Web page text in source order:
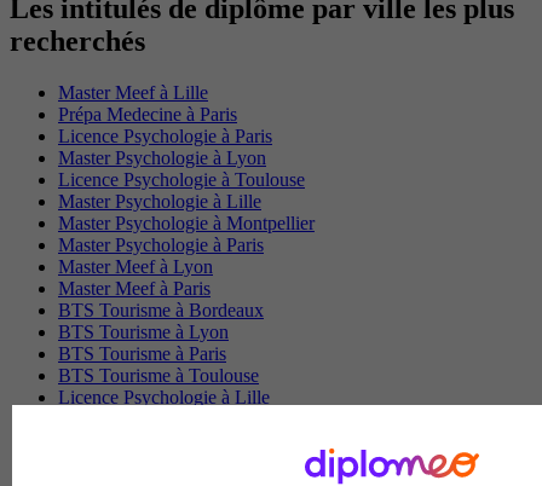
Les intitulés de diplôme par ville les plus
recherchés
Master Meef à Lille
Prépa Medecine à Paris
Licence Psychologie à Paris
Master Psychologie à Lyon
Licence Psychologie à Toulouse
Master Psychologie à Lille
Master Psychologie à Montpellier
Master Psychologie à Paris
Master Meef à Lyon
Master Meef à Paris
BTS Tourisme à Bordeaux
BTS Tourisme à Lyon
BTS Tourisme à Paris
BTS Tourisme à Toulouse
Licence Psychologie à Lille